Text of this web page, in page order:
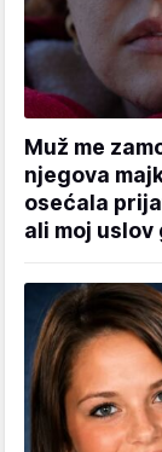
Muž me
njegova
osećala
ali moj uslov